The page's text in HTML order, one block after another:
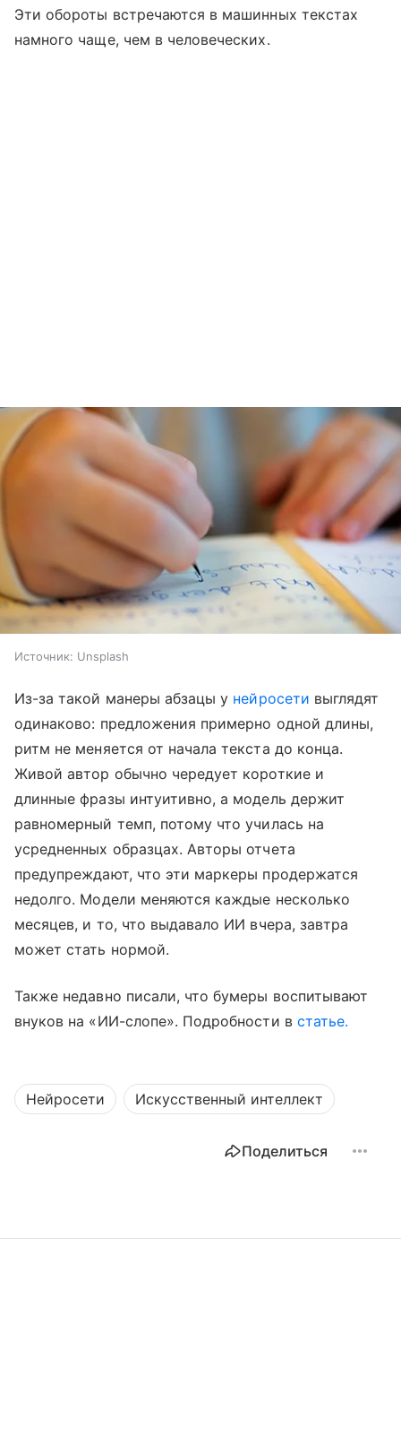
Эти обороты встречаются в машинных текстах
намного чаще, чем в человеческих.
Источник: Unsplash
Из-за такой манеры абзацы у нейросети выглядят
одинаково: предложения примерно одной длины,
ритм не меняется от начала текста до конца.
Живой автор обычно чередует короткие и
длинные фразы интуитивно, а модель держит
равномерный темп, потому что училась на
усредненных образцах. Авторы отчета
предупреждают, что эти маркеры продержатся
недолго. Модели меняются каждые несколько
месяцев, и то, что выдавало ИИ вчера, завтра
может стать нормой.
Также недавно писали, что бумеры воспитывают
внуков на «ИИ-слопе». Подробности в статье.
Нейросети Искусственный интеллект
Поделиться